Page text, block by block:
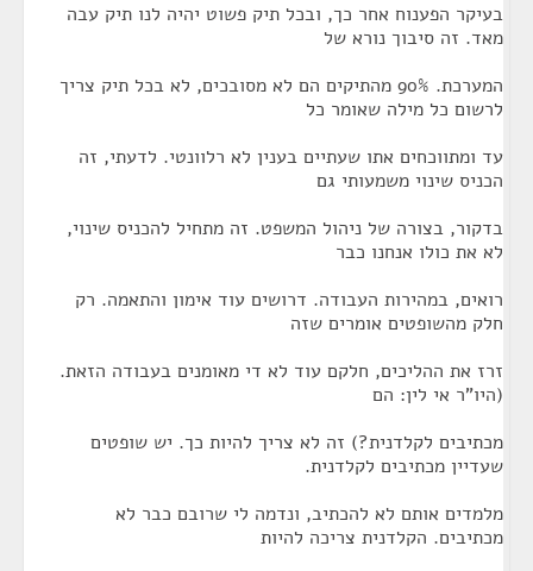
בעיקר הפענוח אחר כך, ובכל תיק פשוט יהיה לנו תיק עבה
מאד. זה סיבוך נורא של
המערכת. 90% מהתיקים הם לא מסובכים, לא בכל תיק צריך
לרשום כל מילה שאומר כל
עד ומתווכחים אתו שעתיים בענין לא רלוונטי. לדעתי, זה
הכניס שינוי משמעותי גם
בדקור, בצורה של ניהול המשפט. זה מתחיל להכניס שינוי,
לא את כולו אנחנו כבר
רואים, במהירות העבודה. דרושים עוד אימון והתאמה. רק
חלק מהשופטים אומרים שזה
זרז את ההליכים, חלקם עוד לא די מאומנים בעבודה הזאת.
(היו"ר אי לין: הם
מכתיבים לקלדנית?) זה לא צריך להיות כך. יש שופטים
שעדיין מכתיבים לקלדנית.
מלמדים אותם לא להכתיב, ונדמה לי שרובם כבר לא
מכתיבים. הקלדנית צריכה להיות